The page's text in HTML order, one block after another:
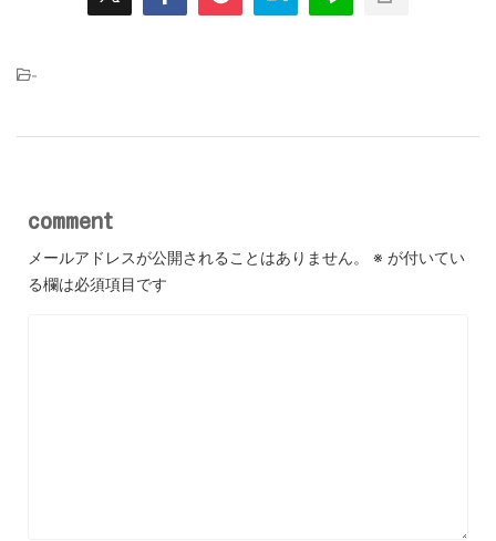
-
comment
メールアドレスが公開されることはありません。 ※ が付いてい
る欄は必須項目です